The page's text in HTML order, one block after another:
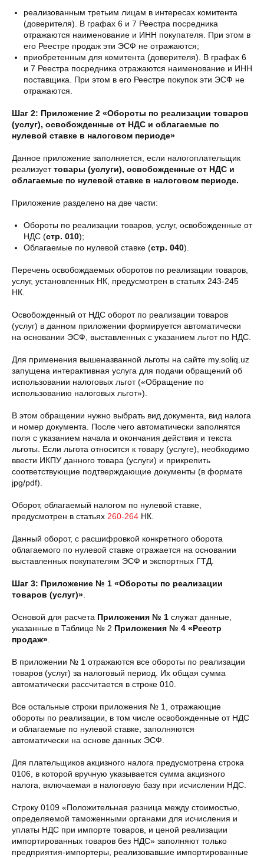
реализованным третьим лицам в интересах комитента
(доверителя). В графах 6 и 7 Реестра посредника
отражаются наименование и ИНН покупателя. При этом в
его Реестре продаж эти ЭСФ не отражаются;
приобретенным для комитента (доверителя). В графах 6
и 7 Реестра посредника отражаются наименование и ИНН
поставщика. При этом в его Реестре покупок эти ЭСФ не
отражаются.
Шаг 2: Приложение 2 «Обороты по реализации товаров
(услуг), освобожденные от НДС и облагаемые по
нулевой ставке в налоговом периоде»
Данное приложение заполняется, если налогоплательщик
реализуеттовары (услуги), освобожденные от НДС и
облагаемые по нулевой ставке в налоговом периоде.
Приложение разделено на две части:
Обороты по реализации товаров, услуг, освобожденные от
НДС (стр. 010);
Облагаемые по нулевой ставке (стр. 040).
Перечень освобождаемых оборотов по реализации товаров,
услуг, установленных НК, предусмотрен в статьях 243-245
НК.
Освобожденный от НДС оборот по реализации товаров
(услуг) в данном приложении формируется автоматически
на основании ЭСФ, выставленных с указанием льгот по НДС.
Для применения вышеназванной льготы на сайте my.soliq.uz
запущена интерактивная услуга для подачи обращений об
использовании налоговых льгот («Обращение по
использованию налоговых льгот»).
В этом обращении нужно выбрать вид документа, вид налога
и номер документа. После чего автоматически заполнятся
поля с указанием начала и окончания действия и текста
льготы. Если льгота относится к товару (услуге), необходимо
ввести ИКПУ данного товара (услуги) и прикрепить
соответствующие подтверждающие документы (в формате
jpg/pdf).
Оборот, облагаемый налогом по нулевой ставке,
предусмотрен в статьях 260-264 НК.
Данный оборот, с расшифровкой конкретного оборота
облагаемого по нулевой ставке отражается на основании
выставленных покупателям ЭСФ и экспортных ГТД.
Шаг 3: Приложение № 1 «Обороты по реализации
товаров (услуг)».
Основой для расчета Приложения № 1 служат данные,
указанные в Таблице № 2 Приложения № 4 «Реестр
продаж».
В приложении № 1 отражаются все обороты по реализации
товаров (услуг) за налоговый период. Их общая сумма
автоматически рассчитается в строке 010.
Все остальные строки приложения № 1, отражающие
обороты по реализации, в том числе освобожденные от НДС
и облагаемые по нулевой ставке, заполняются
автоматически на основе данных ЭСФ.
Для плательщиков акцизного налога предусмотрена строка
0106, в которой вручную указывается сумма акцизного
налога, включаемая в налоговую базу при исчислении НДС.
Строку 0109 «Положительная разница между стоимостью,
определяемой таможенными органами для исчисления и
уплаты НДС при импорте товаров, и ценой реализации
импортированных товаров без НДС» заполняют только
предприятия-импортеры, реализовавшие импортированные